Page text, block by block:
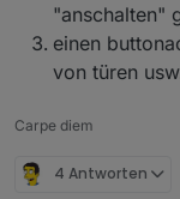
"anschalten"
einen
von türen
Carpe diem
4 Antworten